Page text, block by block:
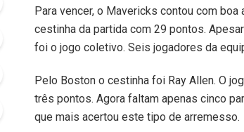
Para vencer, o Mavericks contou com
cestinha da partida com 29 pontos.
foi o jogo coletivo. Seis jogadores da
Pelo Boston o cestinha foi Ray Allen. O
três pontos. Agora faltam apenas cinco
que mais acertou este tipo de arremesso.